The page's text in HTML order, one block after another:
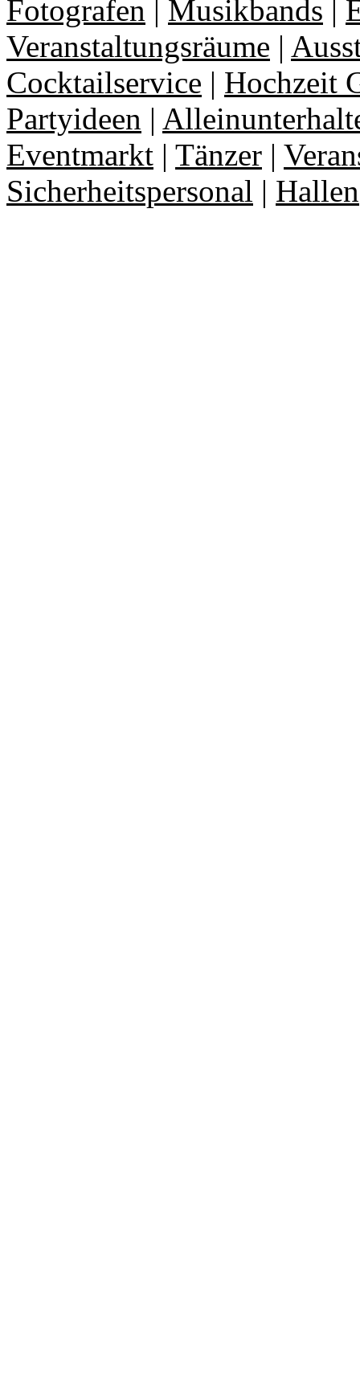
Fotografen | Musikbands |
Veranstaltungsräume |
Cocktailservice | Hochzeit
Partyideen |
Eventmarkt | Tänzer |
Sicherheitspersonal | Hallen